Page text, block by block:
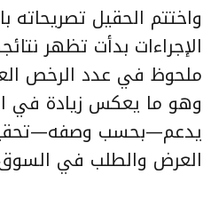
واختتم الحقيل تصريحاته
الإجراءات بدأت تظهر
ملحوظ في عدد الرخص
وهو ما يعكس زيادة في
يدعم—بحسب
العرض والطلب في السوق